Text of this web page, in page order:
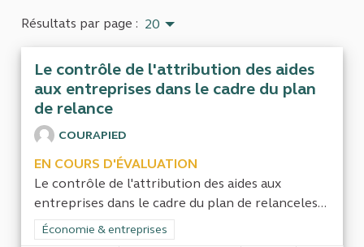
Résultats par page : 20
Le contrôle de l'attribution des aides
aux entreprises dans le cadre du plan
de relance
COURAPIED
EN COURS D'ÉVALUATION
Le contrôle de l'attribution des aides aux
entreprises dans le cadre du plan de relanceles...
Filtrer les résultats de la catégorie : Économie & entreprises
Économie & entreprises